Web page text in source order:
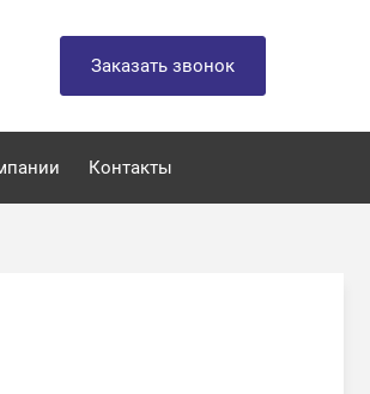
Заказать звонок
Контакты